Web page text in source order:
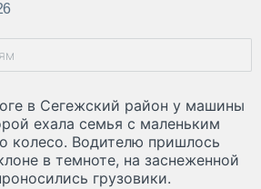
в Сегежский район у машины
ехала семья с маленьким
колесо. Водителю пришлось
в темноте, на заснеженной
грузовики.